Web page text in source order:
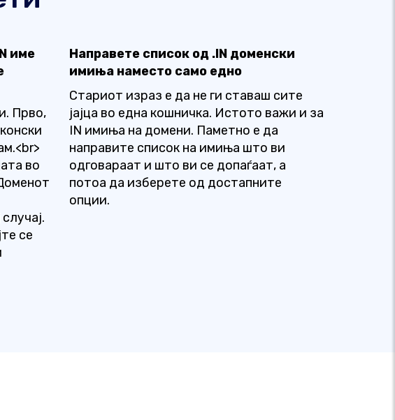
име
Прво,
во
се
Направете список од .IN доменски
имиња наместо само едно
Стариот израз е да не ги ставаш сите
јајца во една кошничка. Истото важи и за
IN имиња на домени. Паметно е да
направите список на имиња што ви
одговараат и што ви се допаѓаат, а
потоа да изберете од достапните
опции.